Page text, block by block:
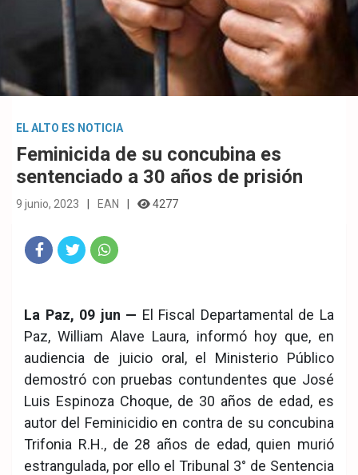
EL ALTO ES NOTICIA
Feminicida de su concubina es
sentenciado a 30 años de prisión
9 junio, 2023 EAN 4277
ook
tsA
pp
La Paz, 09 jun — El Fiscal Departamental de La
Paz, William Alave Laura, informó hoy que, en
audiencia de juicio oral, el Ministerio Público
demostró con pruebas contundentes que José
Luis Espinoza Choque, de 30 años de edad, es
autor del Feminicidio en contra de su concubina
Trifonia R.H., de 28 años de edad, quien murió
estrangulada, por ello el Tribunal 3° de Sentencia